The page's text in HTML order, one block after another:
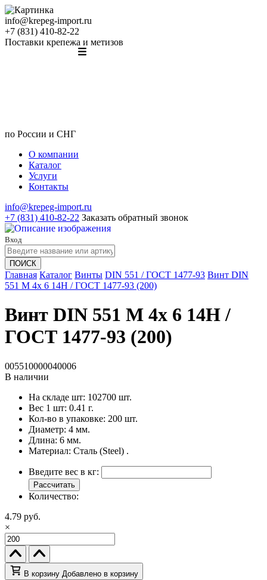
info@krepeg-import.ru
+7 (831) 410-82-22
Поставки крепежа и метизов
по России и СНГ
О компании
Каталог
Услуги
Контакты
info@krepeg-import.ru
+7 (831) 410-82-22 Заказать обратный звонок
Вход
ПОИСК
Главная Каталог Винты DIN 551 / ГОСТ 1477-93 Винт DIN
551 M 4x 6 14H / ГОСТ 1477-93 (200)
Винт DIN 551 M 4x 6 14H /
ГОСТ 1477-93 (200)
005510000040006
В наличии
На складе шт: 102700 шт.
Вес 1 шт: 0.41 г.
Кол-во в упаковке: 200 шт.
Диаметр: 4 мм.
Длина: 6 мм.
Материал: Сталь (Steel) .
Введите вес в кг:
Рассчитать
Количество:
4.79 руб.
×
В корзину Добавлено в корзину